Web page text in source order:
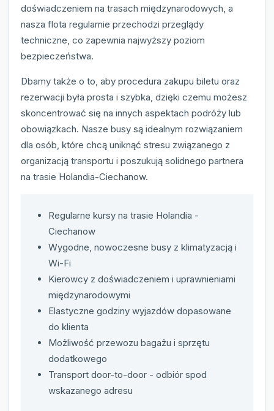
doświadczeniem na trasach międzynarodowych, a
nasza flota regularnie przechodzi przeglądy
techniczne, co zapewnia najwyższy poziom
bezpieczeństwa.
Dbamy także o to, aby procedura zakupu biletu oraz
rezerwacji była prosta i szybka, dzięki czemu możesz
skoncentrować się na innych aspektach podróży lub
obowiązkach. Nasze busy są idealnym rozwiązaniem
dla osób, które chcą uniknąć stresu związanego z
organizacją transportu i poszukują solidnego partnera
na trasie Holandia-Ciechanow.
Regularne kursy na trasie Holandia -
Ciechanow
Wygodne, nowoczesne busy z klimatyzacją i
Wi-Fi
Kierowcy z doświadczeniem i uprawnieniami
międzynarodowymi
Elastyczne godziny wyjazdów dopasowane
do klienta
Możliwość przewozu bagażu i sprzętu
dodatkowego
Transport door-to-door - odbiór spod
wskazanego adresu